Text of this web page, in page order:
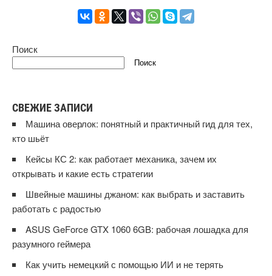
Поиск
Поиск
СВЕЖИЕ ЗАПИСИ
Машина оверлок: понятный и практичный гид для тех,
кто шьёт
Кейсы КС 2: как работает механика, зачем их
открывать и какие есть стратегии
Швейные машины джаном: как выбрать и заставить
работать с радостью
ASUS GeForce GTX 1060 6GB: рабочая лошадка для
разумного геймера
Как учить немецкий с помощью ИИ и не терять